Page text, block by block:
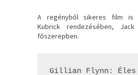
A regényből sikeres film is
Kubrick rendezésében, Jack
főszerepben.
Gillian Flynn: Éles